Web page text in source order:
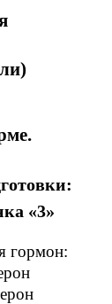
«3»
гормон: